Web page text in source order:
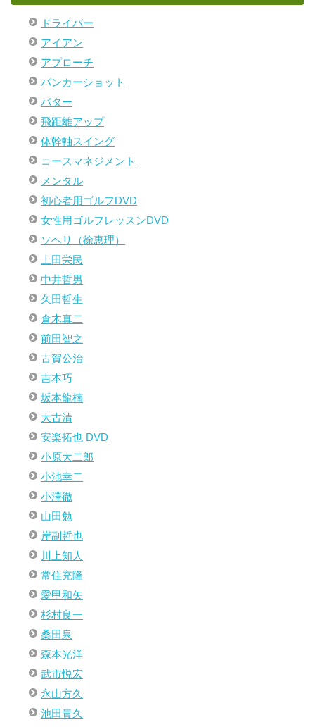
ドライバー
アイアン
アプローチ
バンカーショット
パター
飛距離アップ
体幹軸スイング
コースマネジメント
メンタル
初心者用ゴルフDVD
女性用ゴルフレッスンDVD
ソヘリ（徐恵理）
上田栄民
中井哲男
久田哲生
倉木真二
前田智之
古賀公治
吉本巧
坂本龍楠
大古清
安楽拓也 DVD
小原大二郎
小池幸二
小澤徹
山田勉
岸副哲也
川上知人
常住充隆
愛甲和矢
杉村良一
桑田泉
森本光洋
武市悦宏
永山方久
池田貴久